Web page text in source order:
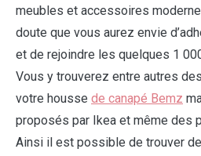
meubles et accessoires
doute que vous aurez envie
et de rejoindre les quelques 1
Vous y trouverez entre autres
votre housse de canapé Bemz
proposés par Ikea et même des
Ainsi il est possible de trouver